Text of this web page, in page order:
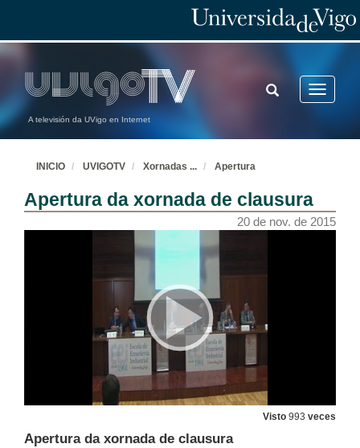
A televisión da UVigo en Internet
Toggle
TOGGLE
SEARCH
INICIO UVIGOTV Xornadas ... Apertura
Apertura da xornada de clausura
20 de nov. de 2015
Visto 993 veces
Apertura da xornada de clausura